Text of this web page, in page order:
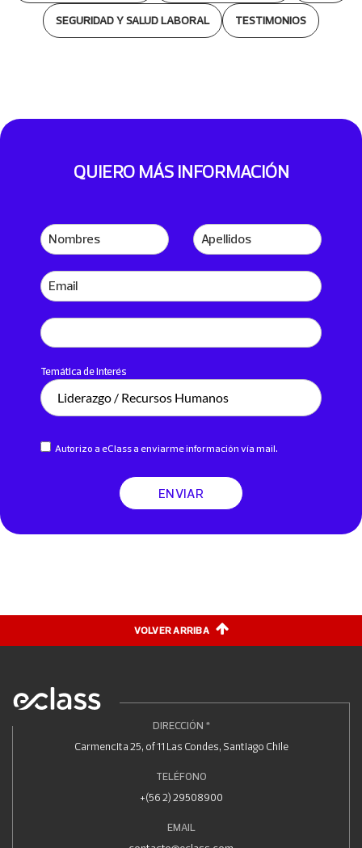
SEGURIDAD Y SALUD LABORAL TESTIMONIOS
QUIERO MÁS INFORMACIÓN
Nombres Apellidos
Email
Temática de interés
Autorizo a eClass a enviarme información vía mail.
ENVIAR
VOLVER ARRIBA
DIRECCIÓN *
Carmencita 25, of 11 Las Condes, Santiago Chile
TELÉFONO
+(56 2) 29508900
EMAIL